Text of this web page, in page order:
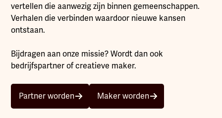
vertellen die aanwezig zijn binnen gemeenschappen.
Verhalen die verbinden waardoor nieuwe kansen
ontstaan.
Bijdragen aan onze missie? Wordt dan ook
bedrijfspartner of creatieve maker.
Partner worden Maker worden